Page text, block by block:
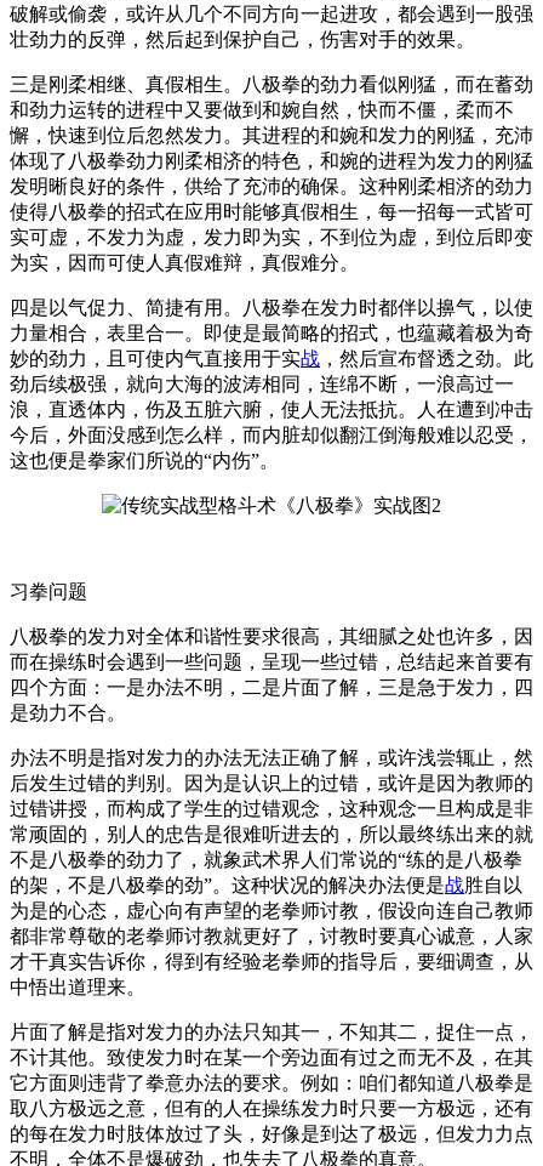
破解或偷袭，或许从几个不同方向一起进攻，都会遇到一股强
壮劲力的反弹，然后起到保护自己，伤害对手的效果。
三是刚柔相继、真假相生。八极拳的劲力看似刚猛，而在蓄劲
和劲力运转的进程中又要做到和婉自然，快而不僵，柔而不
懈，快速到位后忽然发力。其进程的和婉和发力的刚猛，充沛
体现了八极拳劲力刚柔相济的特色，和婉的进程为发力的刚猛
发明晰良好的条件，供给了充沛的确保。这种刚柔相济的劲力
使得八极拳的招式在应用时能够真假相生，每一招每一式皆可
实可虚，不发力为虚，发力即为实，不到位为虚，到位后即变
为实，因而可使人真假难辩，真假难分。
四是以气促力、简捷有用。八极拳在发力时都伴以擤气，以使
力量相合，表里合一。即使是最简略的招式，也蕴藏着极为奇
妙的劲力，且可使内气直接用于实战 ，然后宣布督透之劲。此
劲后续极强，就向大海的波涛相同，连绵不断，一浪高过一
浪，直透体内，伤及五脏六腑，使人无法抵抗。人在遭到冲击
今后，外面没感到怎么样，而内脏却似翻江倒海般难以忍受，
这也便是拳家们所说的“内伤”。
习拳问题
八极拳的发力对全体和谐性要求很高，其细腻之处也许多，因
而在操练时会遇到一些问题，呈现一些过错，总结起来首要有
四个方面：一是办法不明，二是片面了解，三是急于发力，四
是劲力不合。
办法不明是指对发力的办法无法正确了解，或许浅尝辄止，然
后发生过错的判别。因为是认识上的过错，或许是因为教师的
过错讲授，而构成了学生的过错观念，这种观念一旦构成是非
常顽固的，别人的忠告是很难听进去的，所以最终练出来的就
不是八极拳的劲力了，就象武术界人们常说的“练的是八极拳
的架，不是八极拳的劲”。这种状况的解决办法便是战胜自以
为是的心态，虚心向有声望的老拳师讨教，假设向连自己教师
都非常尊敬的老拳师讨教就更好了，讨教时要真心诚意，人家
才干真实告诉你，得到有经验老拳师的指导后，要细调查，从
中悟出道理来。
片面了解是指对发力的办法只知其一，不知其二，捉住一点，
不计其他。致使发力时在某一个旁边面有过之而无不及，在其
它方面则违背了拳意办法的要求。例如：咱们都知道八极拳是
取八方极远之意，但有的人在操练发力时只要一方极远，还有
的每在发力时肢体放过了头，好像是到达了极远，但发力力点
不明，全体不是爆破劲，也失去了八极拳的真意。